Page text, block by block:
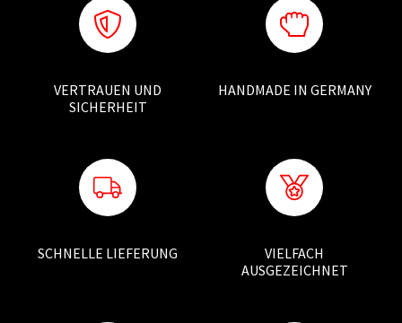
VERTRAUEN UND
SICHERHEIT
HANDMADE IN GERMANY
SCHNELLE LIEFERUNG
VIELFACH
AUSGEZEICHNET